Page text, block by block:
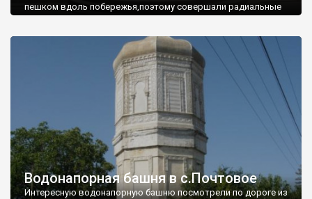
пешком вдоль побережья,поэтому совершали радиальные
Водонапорная башня в с.Почтовое
Интересную водонапорную башню посмотрели по дороге из